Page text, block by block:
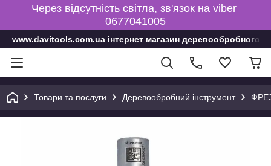
Через відсутність світла, зв'язок на viber
0677041005
www.davitools.com.ua інтернет магазин деревообробного
Товари та послуги Деревообробний інструмент